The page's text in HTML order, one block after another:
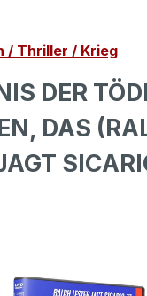
/ Thriller / Krieg
DER
DAS